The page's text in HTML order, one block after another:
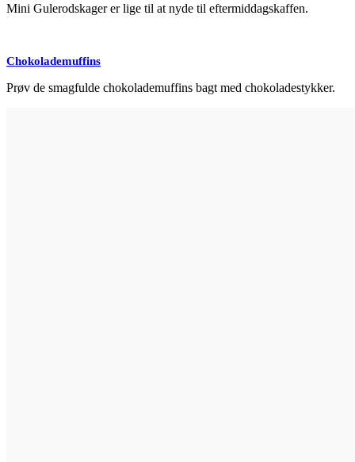
Mini Gulerodskager er lige til at nyde til eftermiddagskaffen.
Chokolademuffins
Prøv de smagfulde chokolademuffins bagt med chokoladestykker.